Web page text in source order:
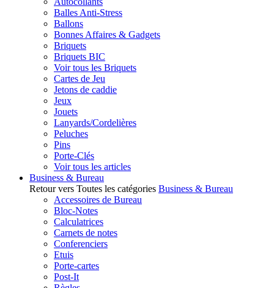
Balles Anti-Stress
Ballons
Bonnes Affaires & Gadgets
Briquets
Briquets BIC
Voir tous les Briquets
Cartes de Jeu
Jetons de caddie
Jeux
Jouets
Lanyards/Cordelières
Peluches
Pins
Porte-Clés
Voir tous les articles
Business & Bureau
Retour vers Toutes les catégories Business & Bureau
Accessoires de Bureau
Bloc-Notes
Calculatrices
Carnets de notes
Conferenciers
Etuis
Porte-cartes
Post-It